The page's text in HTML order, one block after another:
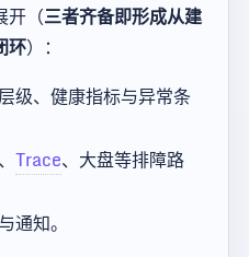
开（三者齐备即形成从建
环）：
级、健康指标与异常条
Trace、大盘等排障路
通知。